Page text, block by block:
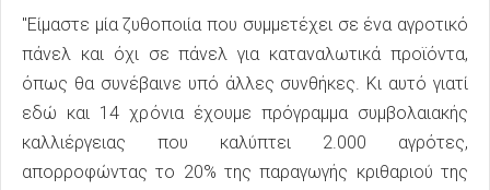
"Είμαστε μία ζυθοποιία που συμμετέχει σε ένα αγροτικό
πάνελ και όχι σε πάνελ για καταναλωτικά προϊόντα,
όπως θα συνέβαινε υπό άλλες συνθήκες. Κι αυτό γιατί
εδώ και 14 χρόνια έχουμε πρόγραμμα συμβολαιακής
καλλιέργειας που καλύπτει 2.000 αγρότες,
απορροφώντας το 20% της παραγωγής κριθαριού της